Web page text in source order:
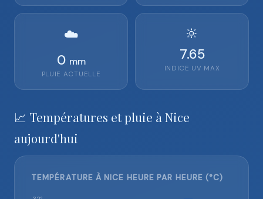
☁️
0 mm
PLUIE ACTUELLE
🔆
7.65
INDICE UV MAX
📈 Températures et pluie à Nice
aujourd'hui
TEMPÉRATURE À NICE HEURE PAR HEURE (°C)